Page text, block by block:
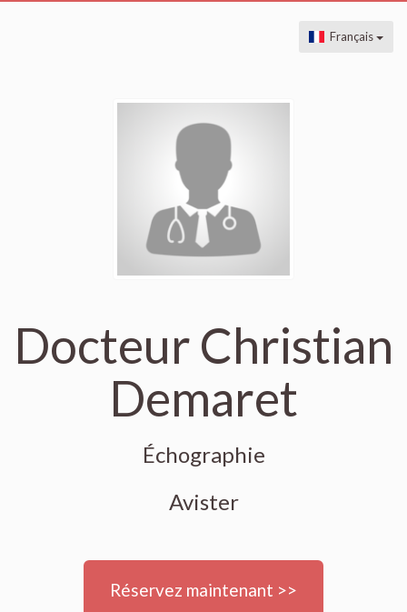
Français
Docteur Christian
Demaret
Échographie
Avister
Réservez maintenant >>